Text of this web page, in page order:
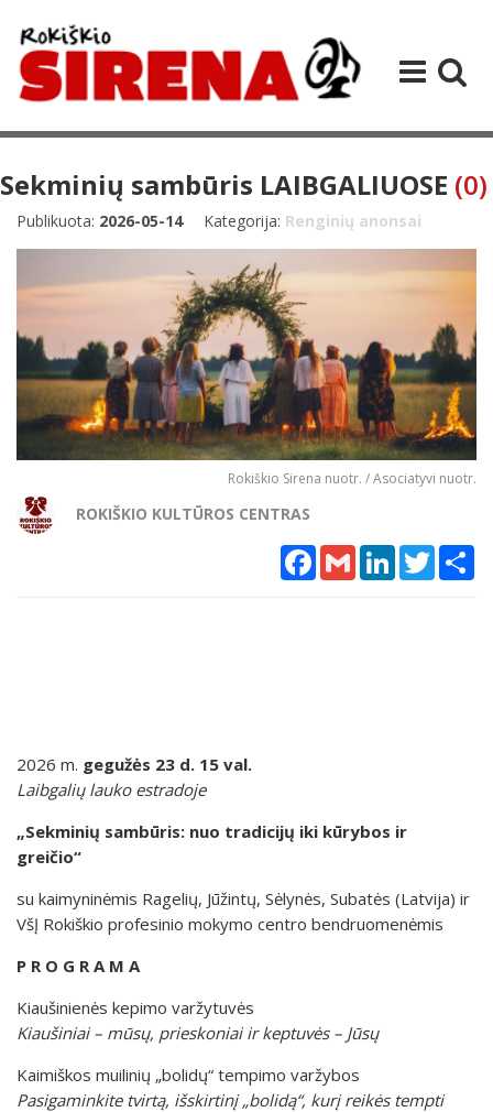
Sekminių sambūris LAIBGALIUOSE (0)
Publikuota: 2026-05-14 Kategorija: Renginių anonsai
Rokiškio Sirena nuotr. / Asociatyvi nuotr.
ROKIŠKIO KULTŪROS CENTRAS
Facebook
Gmail LinkedInTwitter
2026 m. gegužės 23 d. 15 val.
Laibgalių lauko estradoje
„Sekminių sambūris: nuo tradicijų iki kūrybos ir
greičio“
su kaimyninėmis Ragelių, Jūžintų, Sėlynės, Subatės (Latvija) ir
VšĮ Rokiškio profesinio mokymo centro bendruomenėmis
P R O G R A M A
Kiaušinienės kepimo varžytuvės
Kiaušiniai – mūsų, prieskoniai ir keptuvės – Jūsų
Kaimiškos muilinių „bolidų“ tempimo varžybos
Pasigaminkite tvirtą, išskirtinį „bolidą“, kurį reikės tempti